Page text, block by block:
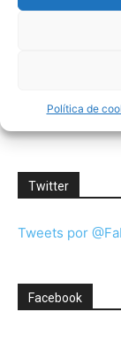
Política de
Consiento
publicidad de
Twitter
Tweets por
Facebook